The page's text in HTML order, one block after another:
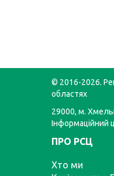
© 2016-2026.
областях
29000, м.
Інформаційний
ПРО РСЦ
Хто ми